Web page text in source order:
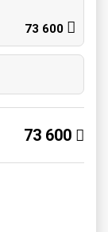
73 600
73 600